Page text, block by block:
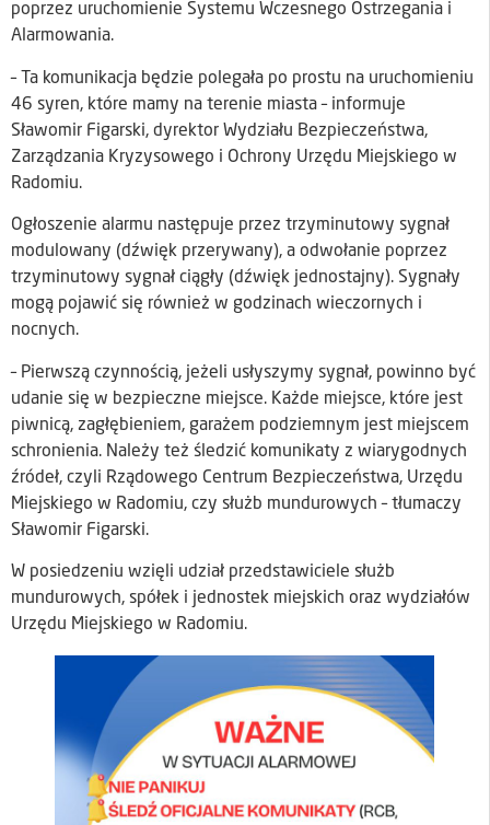
poprzez uruchomienie Systemu Wczesnego Ostrzegania i
Alarmowania.
– Ta komunikacja będzie polegała po prostu na uruchomieniu
46 syren, które mamy na terenie miasta – informuje
Sławomir Figarski, dyrektor Wydziału Bezpieczeństwa,
Zarządzania Kryzysowego i Ochrony Urzędu Miejskiego w
Radomiu.
Ogłoszenie alarmu następuje przez trzyminutowy sygnał
modulowany (dźwięk przerywany), a odwołanie poprzez
trzyminutowy sygnał ciągły (dźwięk jednostajny). Sygnały
mogą pojawić się również w godzinach wieczornych i
nocnych.
– Pierwszą czynnością, jeżeli usłyszymy sygnał, powinno być
udanie się w bezpieczne miejsce. Każde miejsce, które jest
piwnicą, zagłębieniem, garażem podziemnym jest miejscem
schronienia. Należy też śledzić komunikaty z wiarygodnych
źródeł, czyli Rządowego Centrum Bezpieczeństwa, Urzędu
Miejskiego w Radomiu, czy służb mundurowych – tłumaczy
Sławomir Figarski.
W posiedzeniu wzięli udział przedstawiciele służb
mundurowych, spółek i jednostek miejskich oraz wydziałów
Urzędu Miejskiego w Radomiu.